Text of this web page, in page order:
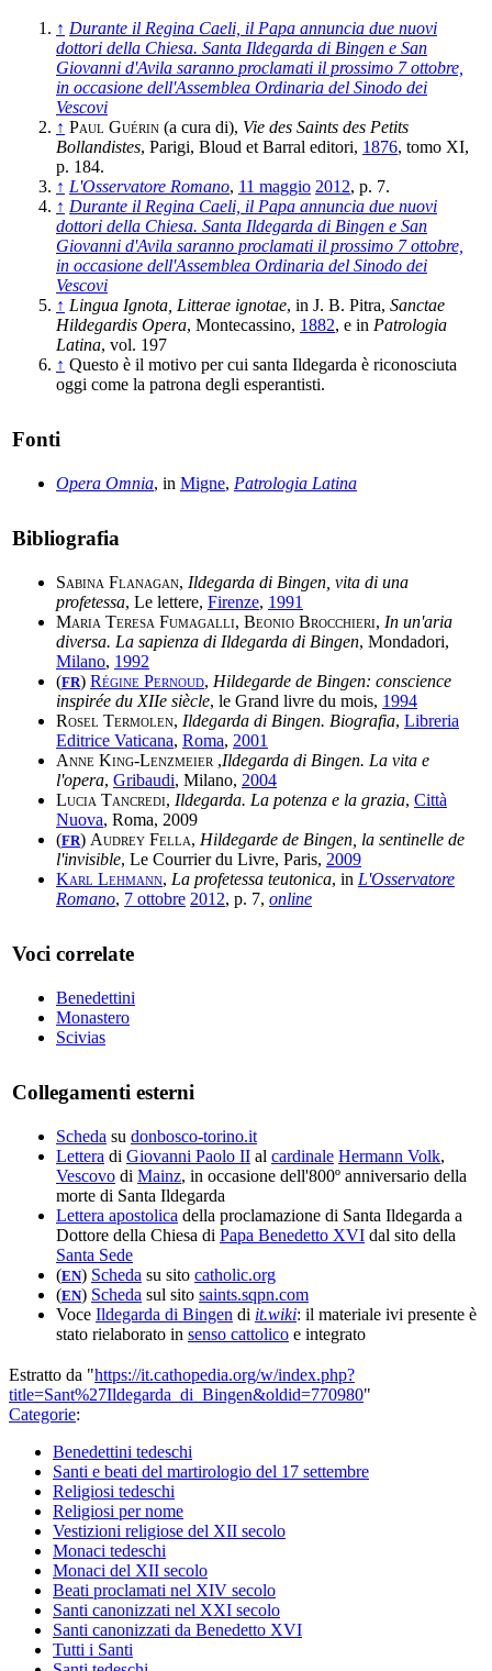
↑ Durante il Regina Caeli, il Papa annuncia due nuovi
dottori della Chiesa. Santa Ildegarda di Bingen e San
Giovanni d'Avila saranno proclamati il prossimo 7 ottobre,
in occasione dell'Assemblea Ordinaria del Sinodo dei
Vescovi
↑ Paul Guérin (a cura di), Vie des Saints des Petits
Bollandistes, Parigi, Bloud et Barral editori, 1876, tomo XI,
p. 184.
↑ L'Osservatore Romano, 11 maggio 2012, p. 7.
↑ Durante il Regina Caeli, il Papa annuncia due nuovi
dottori della Chiesa. Santa Ildegarda di Bingen e San
Giovanni d'Avila saranno proclamati il prossimo 7 ottobre,
in occasione dell'Assemblea Ordinaria del Sinodo dei
Vescovi
↑ Lingua Ignota, Litterae ignotae, in J. B. Pitra, Sanctae
Hildegardis Opera, Montecassino, 1882, e in Patrologia
Latina, vol. 197
↑ Questo è il motivo per cui santa Ildegarda è riconosciuta
oggi come la patrona degli esperantisti.
Fonti
Opera Omnia, in Migne, Patrologia Latina
Bibliografia
Sabina Flanagan, Ildegarda di Bingen, vita di una
profetessa, Le lettere, Firenze, 1991
Maria Teresa Fumagalli, Beonio Brocchieri, In un'aria
diversa. La sapienza di Ildegarda di Bingen, Mondadori,
Milano, 1992
(FR) Régine Pernoud, Hildegarde de Bingen: conscience
inspirée du XIIe siècle, le Grand livre du mois, 1994
Rosel Termolen, Ildegarda di Bingen. Biografia, Libreria
Editrice Vaticana, Roma, 2001
Anne King-Lenzmeier ,Ildegarda di Bingen. La vita e
l'opera, Gribaudi, Milano, 2004
Lucia Tancredi, Ildegarda. La potenza e la grazia, Città
Nuova, Roma, 2009
(FR) Audrey Fella, Hildegarde de Bingen, la sentinelle de
l'invisible, Le Courrier du Livre, Paris, 2009
Karl Lehmann, La profetessa teutonica, in L'Osservatore
Romano, 7 ottobre 2012, p. 7, online
Voci correlate
Benedettini
Monastero
Scivias
Collegamenti esterni
Scheda su donbosco-torino.it
Lettera di Giovanni Paolo II al cardinale Hermann Volk,
Vescovo di Mainz, in occasione dell'800º anniversario della
morte di Santa Ildegarda
Lettera apostolica della proclamazione di Santa Ildegarda a
Dottore della Chiesa di Papa Benedetto XVI dal sito della
Santa Sede
(EN) Scheda su sito catholic.org
(EN) Scheda sul sito saints.sqpn.com
Voce Ildegarda di Bingen di it.wiki: il materiale ivi presente è
stato rielaborato in senso cattolico e integrato
Estratto da "https://it.cathopedia.org/w/index.php?
title=Sant%27Ildegarda_di_Bingen&oldid=770980"
Categorie:
Benedettini tedeschi
Santi e beati del martirologio del 17 settembre
Religiosi tedeschi
Religiosi per nome
Vestizioni religiose del XII secolo
Monaci tedeschi
Monaci del XII secolo
Beati proclamati nel XIV secolo
Santi canonizzati nel XXI secolo
Santi canonizzati da Benedetto XVI
Tutti i Santi